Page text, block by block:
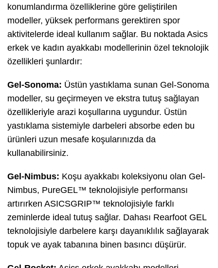
konumlandırma özelliklerine göre geliştirilen
modeller, yüksek performans gerektiren spor
aktivitelerde ideal kullanım sağlar. Bu noktada Asics
erkek ve kadın ayakkabı modellerinin özel teknolojik
özellikleri şunlardır:
Gel-Sonoma: Üstün yastıklama sunan Gel-Sonoma
modeller, su geçirmeyen ve ekstra tutuş sağlayan
özellikleriyle arazi koşullarına uygundur. Üstün
yastıklama sistemiyle darbeleri absorbe eden bu
ürünleri uzun mesafe koşularınızda da
kullanabilirsiniz.
Gel-Nimbus: Koşu ayakkabı koleksiyonu olan Gel-
Nimbus, PureGEL™ teknolojisiyle performansı
artırırken ASICSGRIP™ teknolojisiyle farklı
zeminlerde ideal tutuş sağlar. Dahası Rearfoot GEL
teknolojisiyle darbelere karşı dayanıklılık sağlayarak
topuk ve ayak tabanına binen basıncı düşürür.